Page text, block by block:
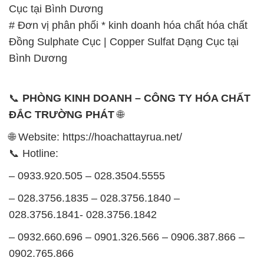
📞PHÒNG KINH DOANH – CÔNG TY HÓA CHẤT
ĐẮC TRƯỜNG PHÁT🌐
🌐 Website: https://hoachattayrua.net/
– 0933.920.505 – 028.3504.5555
028.3756.1841- 028.3756.1842
0902.765.866
📧 Email: hoachat@dactruongphat.vn
TRƯỜNG PHÁT